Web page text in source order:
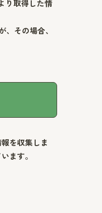
り取得した情
その場合、
を収集しま
ます。